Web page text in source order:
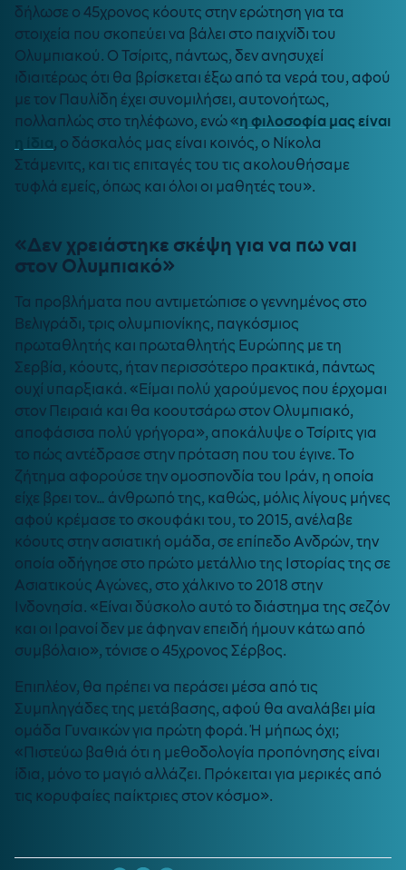
δήλωσε ο 45χρονος κόουτς στην ερώτηση για τα
στοιχεία που σκοπεύει να βάλει στο παιχνίδι του
Ολυμπιακού. Ο Τσίριτς, πάντως, δεν ανησυχεί
ιδιαιτέρως ότι θα βρίσκεται έξω από τα νερά του, αφού
με τον Παυλίδη έχει συνομιλήσει, αυτονοήτως,
πολλαπλώς στο τηλέφωνο, ενώ «η φιλοσοφία μας είναι
, ο δάσκαλός μας είναι κοινός, ο Νίκολα
Στάμενιτς, και τις επιταγές του τις ακολουθήσαμε
τυφλά εμείς, όπως και όλοι οι μαθητές του».
«Δεν χρειάστηκε σκέψη για να πω ναι
στον Ολυμπιακό»
Τα προβλήματα που αντιμετώπισε ο γεννημένος στο
Βελιγράδι, τρις ολυμπιονίκης, παγκόσμιος
πρωταθλητής και πρωταθλητής Ευρώπης με τη
Σερβία, κόουτς, ήταν περισσότερο πρακτικά, πάντως
ουχί υπαρξιακά. «Είμαι πολύ χαρούμενος που έρχομαι
στον Πειραιά και θα κοουτσάρω στον Ολυμπιακό,
αποφάσισα πολύ γρήγορα», αποκάλυψε ο Τσίριτς για
το πώς αντέδρασε στην πρόταση που του έγινε. Το
ζήτημα αφορούσε την ομοσπονδία του Ιράν, η οποία
είχε βρει τον… άνθρωπό της, καθώς, μόλις λίγους μήνες
αφού κρέμασε το σκουφάκι του, το 2015, ανέλαβε
κόουτς στην ασιατική ομάδα, σε επίπεδο Ανδρών, την
οποία οδήγησε στο πρώτο μετάλλιο της Ιστορίας της σε
Ασιατικούς Αγώνες, στο χάλκινο το 2018 στην
Ινδονησία. «Είναι δύσκολο αυτό το διάστημα της σεζόν
και οι Ιρανοί δεν με άφηναν επειδή ήμουν κάτω από
συμβόλαιο», τόνισε ο 45χρονος Σέρβος.
Επιπλέον, θα πρέπει να περάσει μέσα από τις
Συμπληγάδες της μετάβασης, αφού θα αναλάβει μία
ομάδα Γυναικών για πρώτη φορά. Ή μήπως όχι;
«Πιστεύω βαθιά ότι η μεθοδολογία προπόνησης είναι
ίδια, μόνο το μαγιό αλλάζει. Πρόκειται για μερικές από
τις κορυφαίες παίκτριες στον κόσμο».